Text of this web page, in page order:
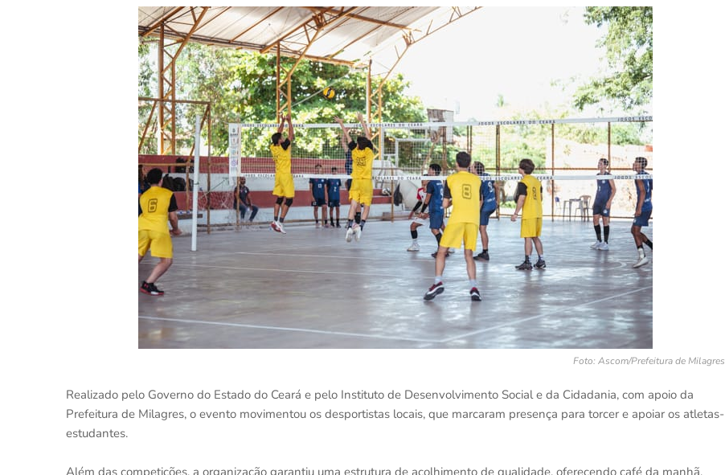
Foto: Ascom/Prefeitura de Milagres
Realizado pelo Governo do Estado do Ceará e pelo Instituto de Desenvolvimento Social e da Cidadania, com apoio da
Prefeitura de Milagres, o evento movimentou os desportistas locais, que marcaram presença para torcer e apoiar os atletas-
estudantes.
Além das competições, a organização garantiu uma estrutura de acolhimento de qualidade, oferecendo café da manhã,